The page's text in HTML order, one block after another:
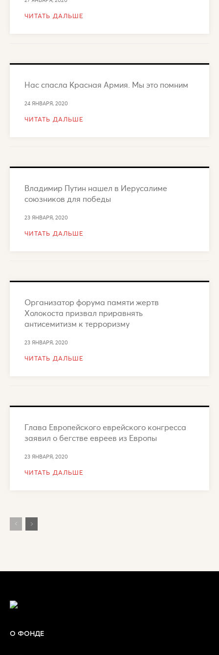
ЧИТАТЬ ДАЛЬШЕ
Нас спасла Красная Армия. Мы это помним
24 ЯНВАРЯ, 2020
ЧИТАТЬ ДАЛЬШЕ
Владимир Путин нашел в Иерусалиме
союзников для победы
23 ЯНВАРЯ, 2020
ЧИТАТЬ ДАЛЬШЕ
Организатор форума памяти жертв
Холокоста призвал приравнять
антисемитизм к терроризму
23 ЯНВАРЯ, 2020
ЧИТАТЬ ДАЛЬШЕ
Глава Европейского еврейского конгресса
заявил о бегстве евреев из Европы
23 ЯНВАРЯ, 2020
ЧИТАТЬ ДАЛЬШЕ
О ФОНДЕ